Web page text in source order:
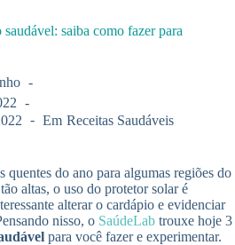
saiba como fazer para
Em Receitas Saudáveis
quentes do ano para algumas regiões do
altas, o uso do protetor solar é
alterar o cardápio e evidenciar
nisso, o SaúdeLab trouxe hoje 3
para você fazer e experimentar.